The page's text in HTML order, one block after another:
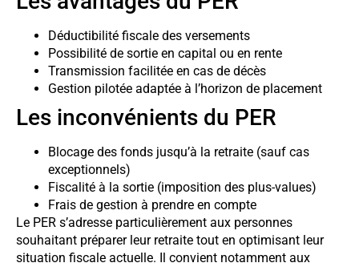
Déductibilité fiscale des versements
Possibilité de sortie en capital ou en rente
Transmission facilitée en cas de décès
Gestion pilotée adaptée à l’horizon de placement
Les inconvénients du PER
Blocage des fonds jusqu’à la retraite (sauf cas
exceptionnels)
Fiscalité à la sortie (imposition des plus-values)
Frais de gestion à prendre en compte
Le PER s’adresse particulièrement aux personnes
souhaitant préparer leur retraite tout en optimisant leur
situation fiscale actuelle. Il convient notamment aux